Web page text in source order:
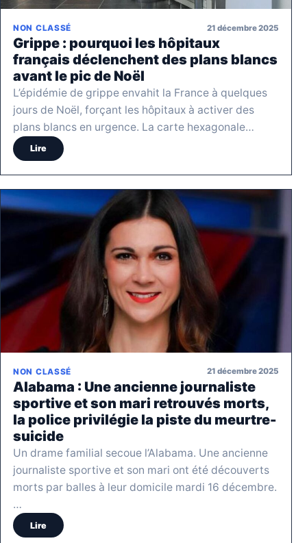
NON CLASSÉ 21 décembre 2025
Grippe : pourquoi les hôpitaux
français déclenchent des plans blancs
avant le pic de Noël
L’épidémie de grippe envahit la France à quelques
jours de Noël, forçant les hôpitaux à activer des
plans blancs en urgence. La carte hexagonale…
Lire
NON CLASSÉ 21 décembre 2025
Alabama : Une ancienne journaliste
sportive et son mari retrouvés morts,
la police privilégie la piste du meurtre-
suicide
Un drame familial secoue l’Alabama. Une ancienne
journaliste sportive et son mari ont été découverts
morts par balles à leur domicile mardi 16 décembre.
…
Lire